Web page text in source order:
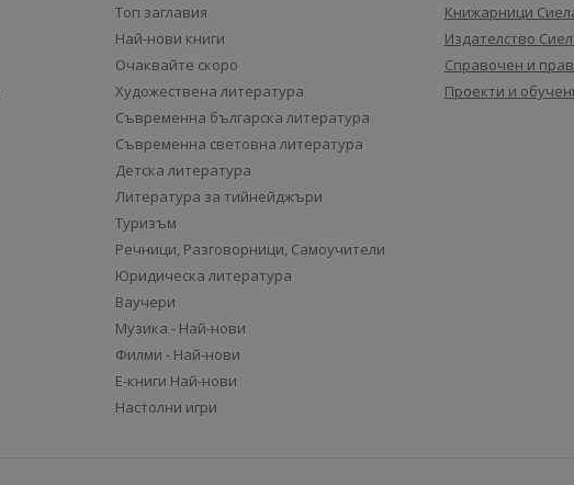
Топ заглавия
Най-нови книги
Очаквайте скоро
Художествена литература
Съвременна българска литература
Съвременна световна литература
Детска литература
Литература за тийнейджъри
Туризъм
Речници, Разговорници, Самоучители
Юридическа литература
Ваучери
Музика - Най-нови
Филми - Най-нови
Е-книги Най-нови
Настолни игри
Книжарници
Издателство
Справочен и
Проекти и